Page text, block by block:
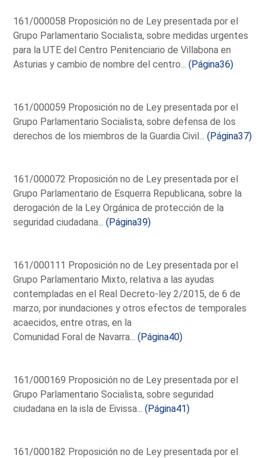
161/000058 Proposición no de Ley presentada por el
Grupo Parlamentario Socialista, sobre medidas urgentes
para la UTE del Centro Penitenciario de Villabona en
Asturias y cambio de nombre del centro...(Página36)
161/000059 Proposición no de Ley presentada por el
Grupo Parlamentario Socialista, sobre defensa de los
derechos de los miembros de la Guardia Civil...(Página37)
161/000072 Proposición no de Ley presentada por el
Grupo Parlamentario de Esquerra Republicana, sobre la
derogación de la Ley Orgánica de protección de la
seguridad ciudadana...(Página39)
161/000111 Proposición no de Ley presentada por el
Grupo Parlamentario Mixto, relativa a las ayudas
contempladas en el Real Decreto-ley 2/2015, de 6 de
marzo, por inundaciones y otros efectos de temporales
acaecidos, entre otras, en la
Comunidad Foral de Navarra...(Página40)
161/000169 Proposición no de Ley presentada por el
Grupo Parlamentario Socialista, sobre seguridad
ciudadana en la isla de Eivissa...(Página41)
161/000182 Proposición no de Ley presentada por el